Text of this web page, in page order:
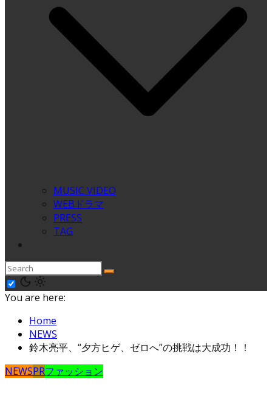
MUSIC VIDEO
WEBドラマ
PRESS
TAG
You are here:
Home
NEWS
鈴木亮平、“夕方ヒゲ、ゼロへ”の挑戦は大成功！！
NEWSPRファッション